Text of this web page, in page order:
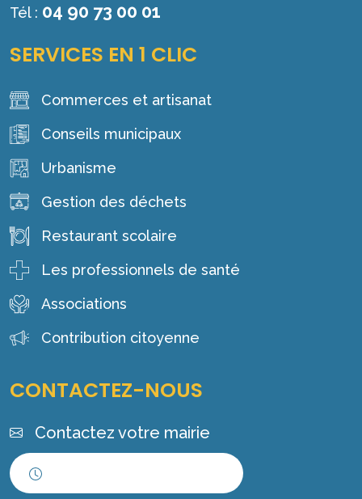
Tél : 04 90 73 00 01
SERVICES EN 1 CLIC
Commerces et artisanat
Conseils municipaux
Urbanisme
Gestion des déchets
Restaurant scolaire
Les professionnels de santé
Associations
Contribution citoyenne
CONTACTEZ-NOUS
Contactez votre mairie